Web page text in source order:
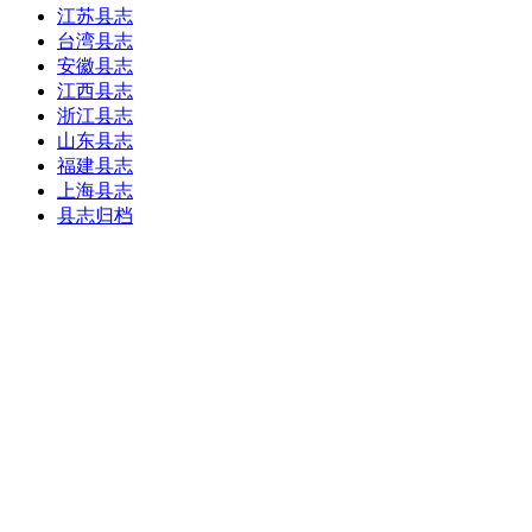
江苏县志
台湾县志
安徽县志
江西县志
浙江县志
山东县志
福建县志
上海县志
县志归档